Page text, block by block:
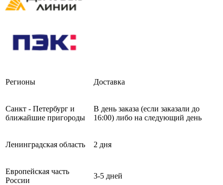
Регионы Доставка
Санкт - Петербург и
ближайшие пригороды
В день заказа (если заказали до
16:00) либо на следующий день
Ленинградская область 2 дня
Европейская часть
России
3-5 дней